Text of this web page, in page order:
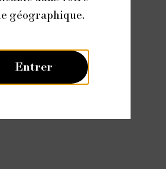
géographique.
Entrer